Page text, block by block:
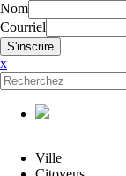
Nom
Courriel
x
Ville